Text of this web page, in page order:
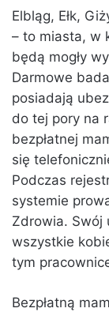
Elbląg, Ełk,
– to miasta, w
będą mogły
Darmowe
posiadają
do tej pory na
bezpłatnej
się
Podczas
systemie
Zdrowia. Swój
wszystkie
tym
Bezpłatną